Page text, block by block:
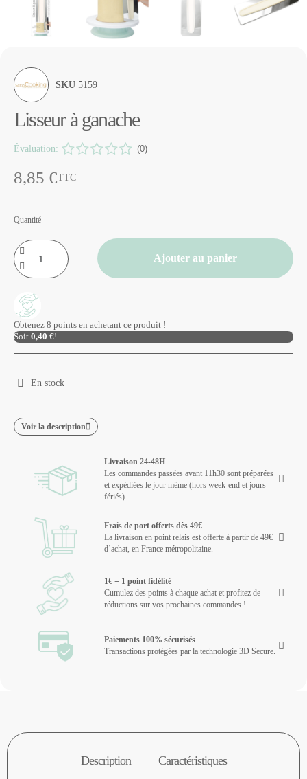
SKU 5159
Lisseur à ganache
Évaluation: (0)
8,85 €TTC
Quantité
Ajouter au panier
Obtenez 8 points en achetant ce produit !
Soit 0,40 €!
En stock
Voir la description
Livraison 24-48H
Les commandes passées avant 11h30 sont préparées
et expédiées le jour même (hors week-end et jours
fériés)
Frais de port offerts dès 49€
La livraison en point relais est offerte à partir de 49€
d’achat, en France métropolitaine.
1€ = 1 point fidélité
Cumulez des points à chaque achat et profitez de
réductions sur vos prochaines commandes !
Paiements 100% sécurisés
Transactions protégées par la technologie 3D Secure.
Description Caractéristiques